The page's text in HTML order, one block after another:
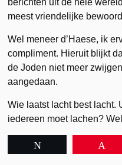
meest vriendelijke
Wel meneer d’Haese, ik
compliment. Hieruit blijkt
de Joden niet meer
aangedaan.
Wie laatst lacht best lacht.
iedereen moet lachen?